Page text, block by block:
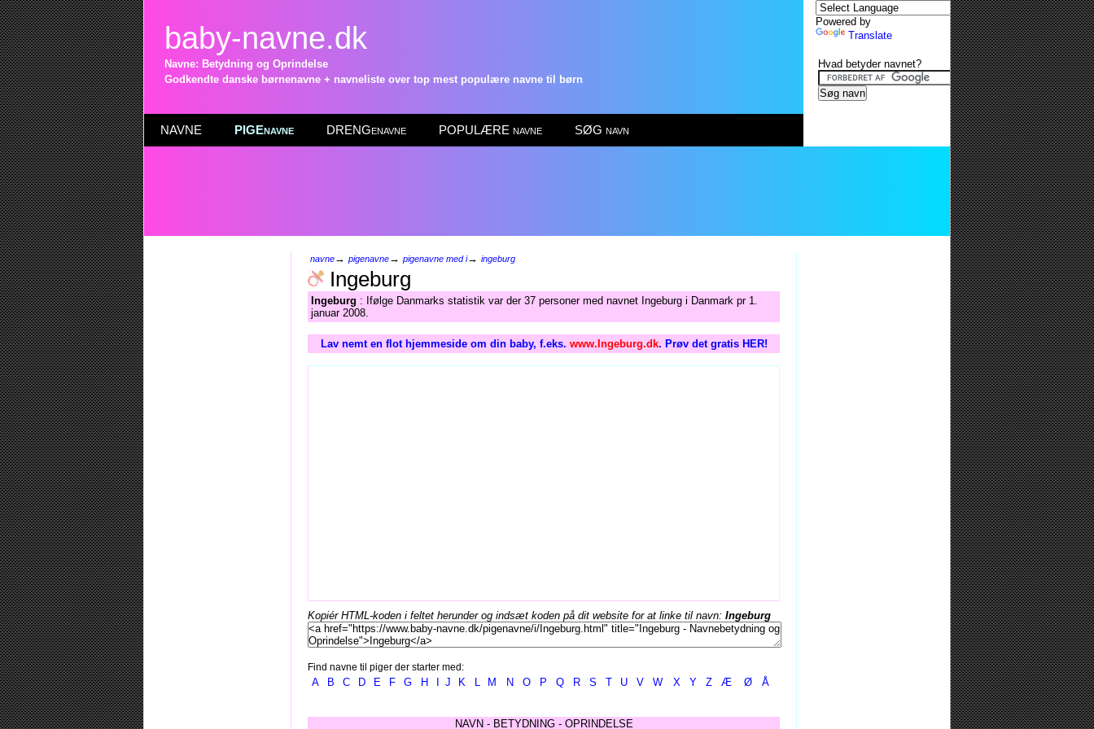
baby-navne.dk
Navne: Betydning og Oprindelse
Godkendte danske børnenavne + navneliste over top mest populære navne til børn
NAVNE PIGEnavne DRENGenavne POPULÆRE navne SØG navn
navne→ pigenavne→ pigenavne med i→ ingeburg
Ingeburg
Ingeburg : Ifølge Danmarks statistik var der 37 personer med navnet Ingeburg i Danmark pr 1.
januar 2008.
Lav nemt en flot hjemmeside om din baby, f.eks. www.Ingeburg.dk. Prøv det gratis HER!
Kopiér HTML-koden i feltet herunder og indsæt koden på dit website for at linke til navn: Ingeburg
Find navne til piger der starter med:
A B C D E F G H J K L M N O P Q R S T U V W X Y Z Æ Ø Å
NAVN - BETYDNING - OPRINDELSE
Powered by
Translate
Hvad betyder navnet?